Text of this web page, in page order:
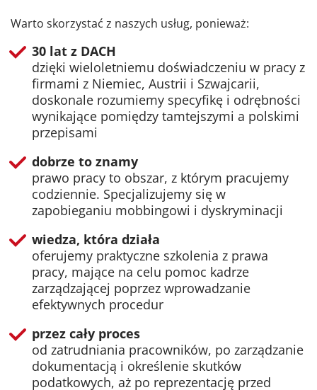
Warto skorzystać z naszych usług, ponieważ:
30 lat z DACH
dzięki wieloletniemu doświadczeniu w pracy z
firmami z Niemiec, Austrii i Szwajcarii,
doskonale rozumiemy specyfikę i odrębności
wynikające pomiędzy tamtejszymi a polskimi
przepisami
dobrze to znamy
prawo pracy to obszar, z którym pracujemy
codziennie. Specjalizujemy się w
zapobieganiu mobbingowi i dyskryminacji
wiedza, która działa
oferujemy praktyczne szkolenia z prawa
pracy, mające na celu pomoc kadrze
zarządzającej poprzez wprowadzanie
efektywnych procedur
przez cały proces
od zatrudniania pracowników, po zarządzanie
dokumentacją i określenie skutków
podatkowych, aż po reprezentację przed